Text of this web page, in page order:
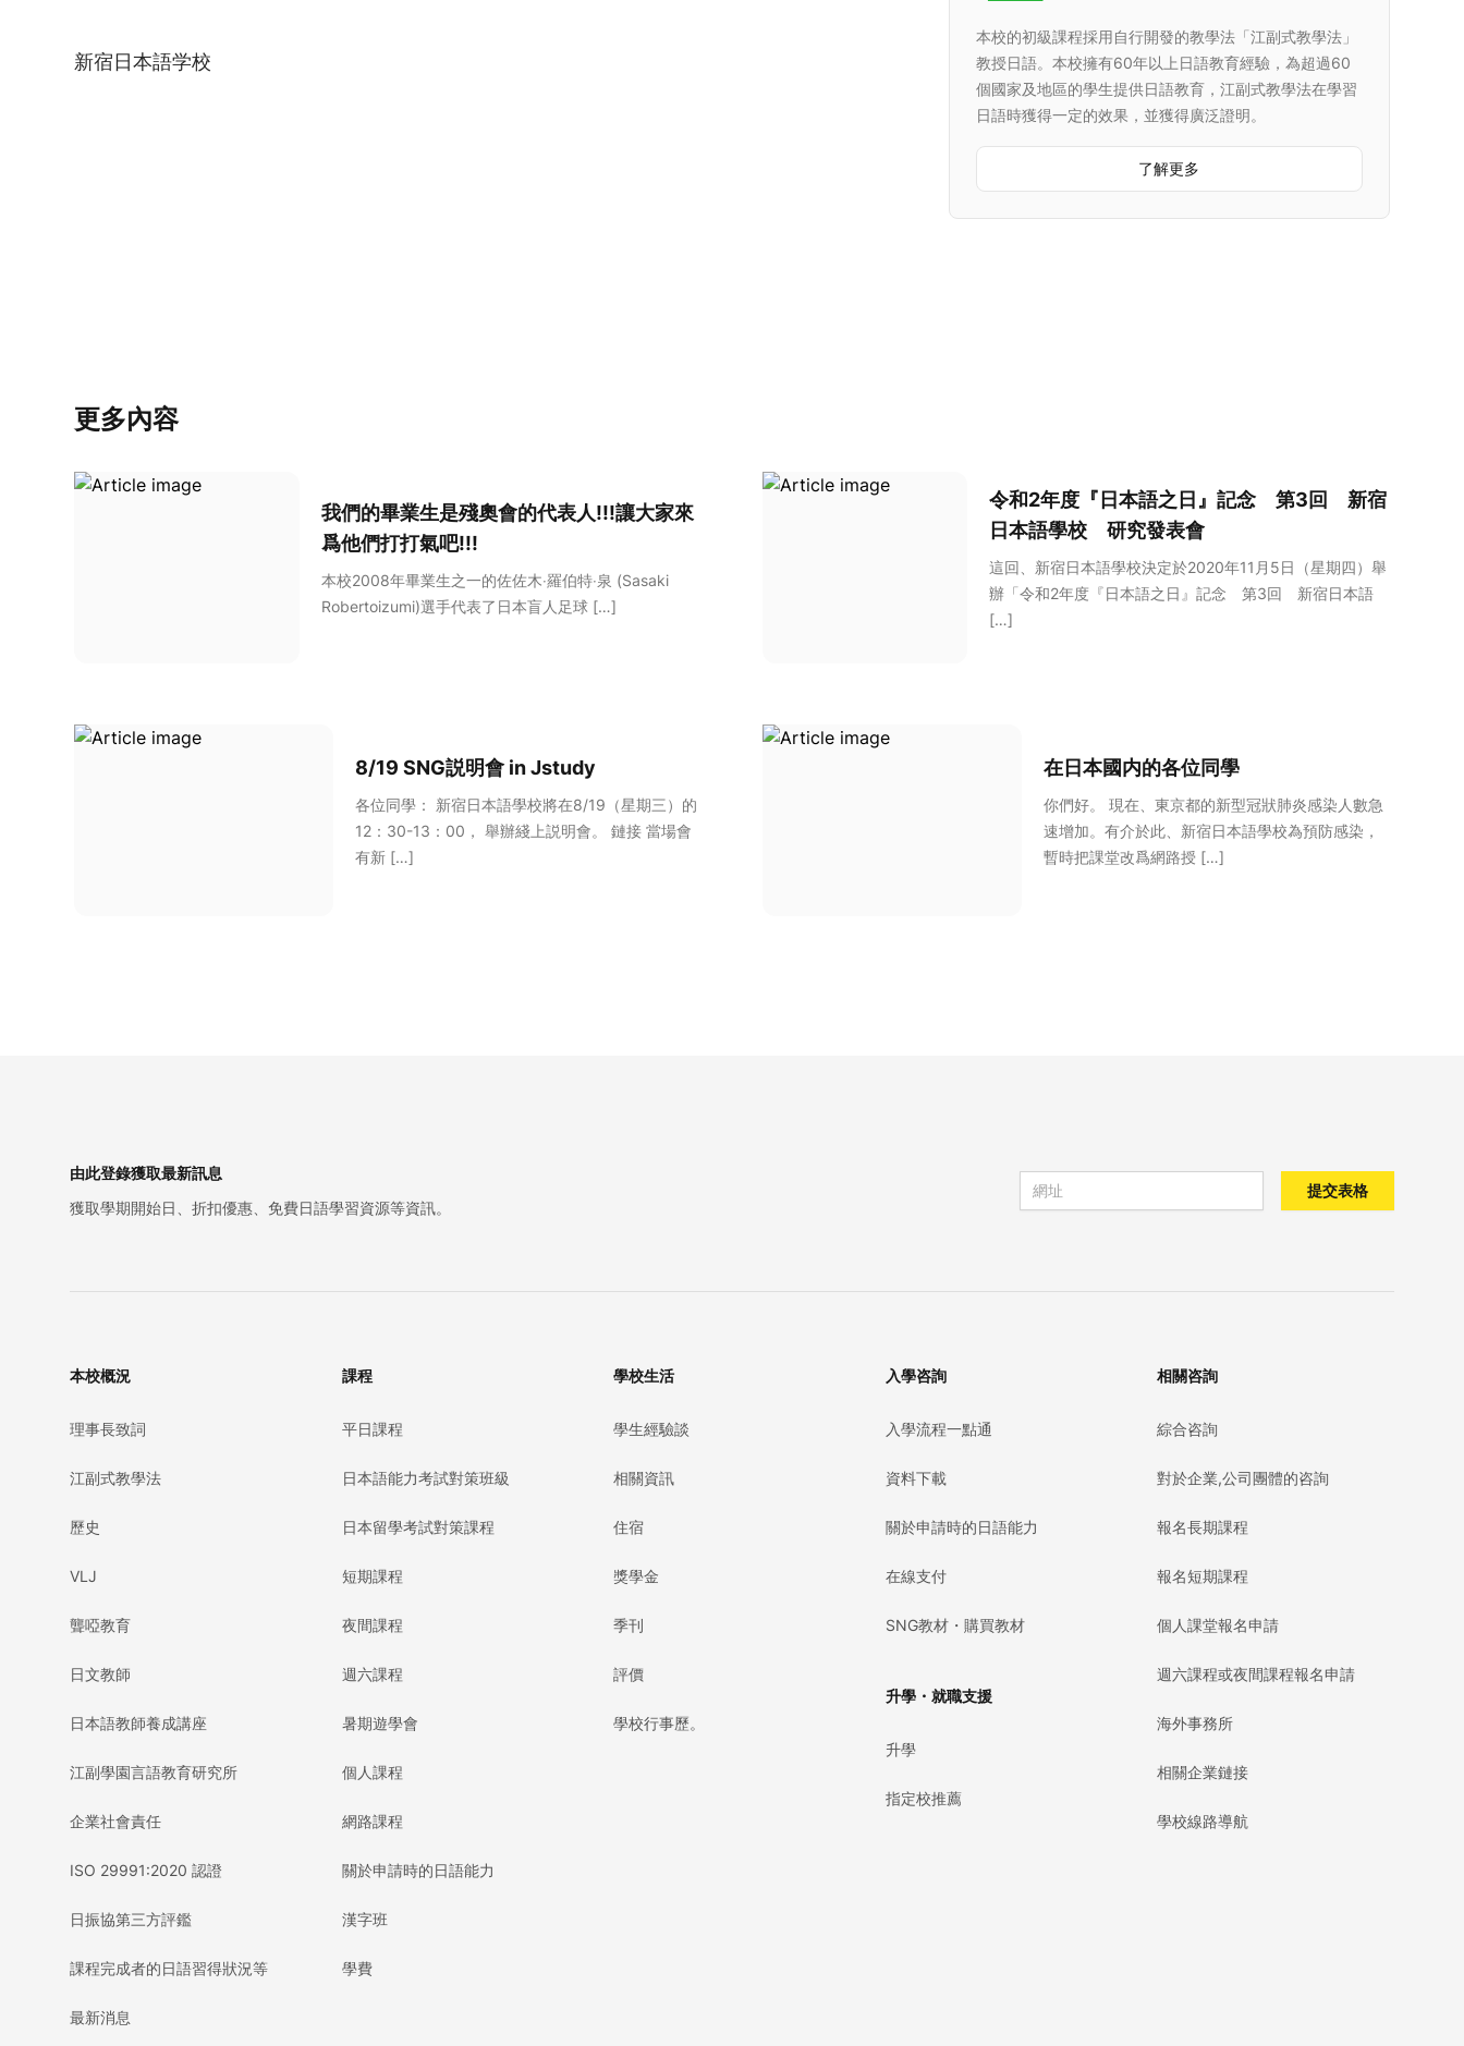
新宿日本語学校
本校的初級課程採用自行開發的教學法「江副式教學法」
教授日語。本校擁有60年以上日語教育經驗，為超過60
個國家及地區的學生提供日語教育，江副式教學法在學習
日語時獲得一定的效果，並獲得廣泛證明。
了解更多
更多內容
我們的畢業生是殘奧會的代表人!!!讓大家來
爲他們打打氣吧!!!
本校2008年畢業生之一的佐佐木‧羅伯特‧泉 (Sasaki
Robertoizumi)選手代表了日本盲人足球 […]
令和2年度『日本語之日』記念 第3回 新宿
日本語學校 研究發表會
這回、新宿日本語學校決定於2020年11月5日（星期四）舉
辦「令和2年度『日本語之日』記念 第3回 新宿日本語
[…]
8/19 SNG説明會 in Jstudy
各位同學： 新宿日本語學校將在8/19（星期三）的
12：30-13：00， 舉辦綫上説明會。 鏈接 當場會
有新 […]
在日本國内的各位同學
你們好。 現在、東京都的新型冠狀肺炎感染人數急
速增加。有介於此、新宿日本語學校為預防感染，
暫時把課堂改爲網路授 […]
由此登錄獲取最新訊息
獲取學期開始日、折扣優惠、免費日語學習資源等資訊。
Email address 提交表格
本校概況
理事長致詞
江副式教學法
歷史
VLJ
聾啞教育
日文教師
日本語教師養成講座
江副學園言語教育研究所
企業社會責任
ISO 29991:2020 認證
日振協第三方評鑑
課程完成者的日語習得狀況等
最新消息
課程
平日課程
日本語能力考試對策班級
日本留學考試對策課程
短期課程
夜間課程
週六課程
暑期遊學會
個人課程
網路課程
關於申請時的日語能力
漢字班
學費
學校生活
學生經驗談
相關資訊
住宿
獎學金
季刊
評價
學校行事歷。
入學咨詢
入學流程一點通
資料下載
關於申請時的日語能力
在線支付
SNG教材・購買教材
升學・就職支援
升學
指定校推薦
相關咨詢
綜合咨詢
對於企業,公司團體的咨詢
報名長期課程
報名短期課程
個人課堂報名申請
週六課程或夜間課程報名申請
海外事務所
相關企業鏈接
學校線路導航